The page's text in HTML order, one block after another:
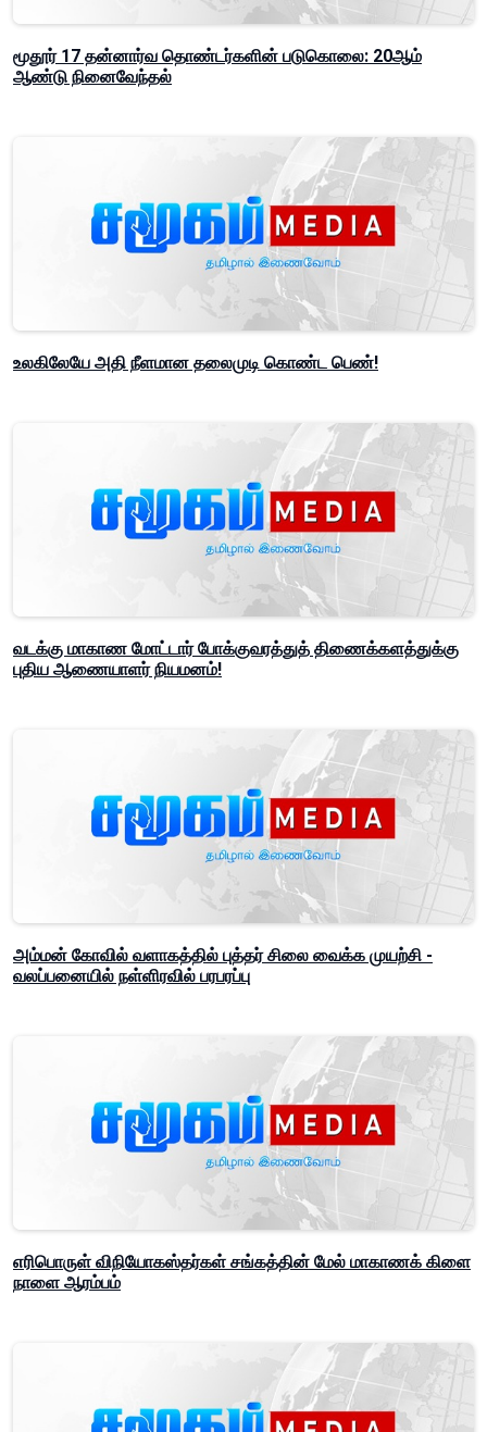
மூதூர் 17 தன்னார்வ தொண்டர்களின் படுகொலை: 20ஆம்
ஆண்டு நினைவேந்தல்
உலகிலேயே அதி நீளமான தலைமுடி கொண்ட பெண்!
வடக்கு மாகாண மோட்டார் போக்குவரத்துத் திணைக்களத்துக்கு
புதிய ஆணையாளர் நியமனம்!
அம்மன் கோவில் வளாகத்தில் புத்தர் சிலை வைக்க முயற்சி -
வலப்பனையில் நள்ளிரவில் பரபரப்பு
எரிபொருள் விநியோகஸ்தர்கள் சங்கத்தின் மேல் மாகாணக் கிளை
நாளை ஆரம்பம்